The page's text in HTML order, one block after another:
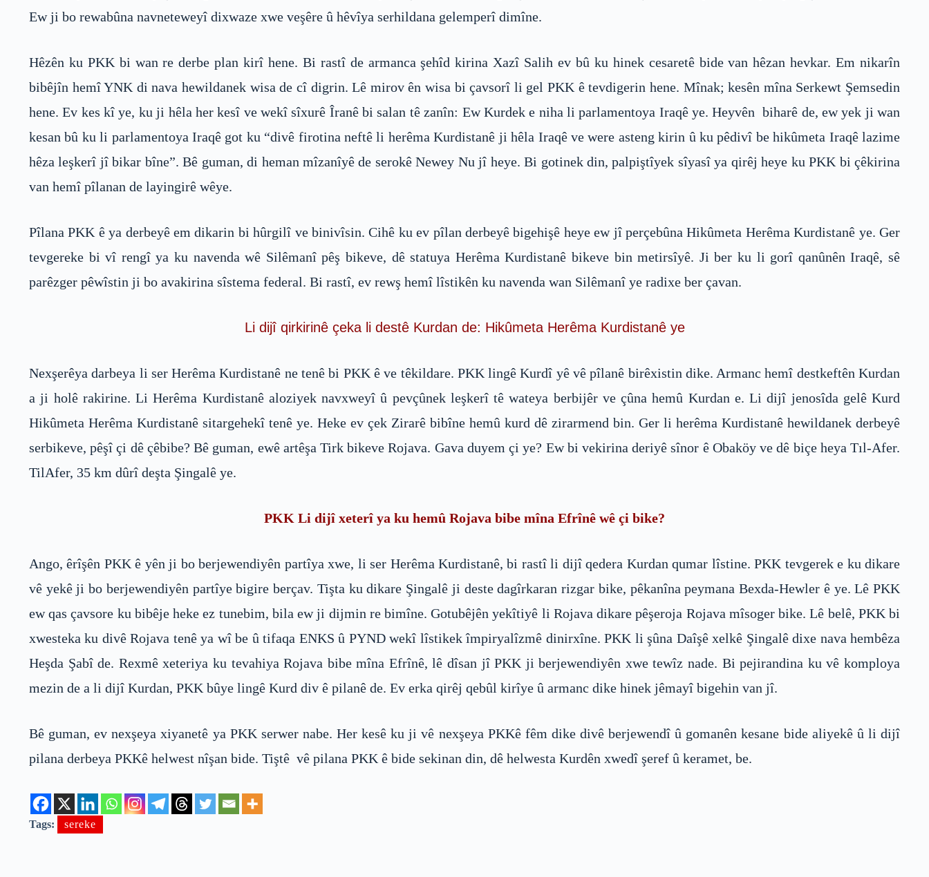
Ew ji bo rewabûna navneteweyî dixwaze xwe veşêre û hêvîya serhildana gelemperî dimîne.
Hêzên ku PKK bi wan re derbe plan kirî hene. Bi rastî de armanca şehîd kirina Xazî Salih ev bû ku hinek cesaretê bide van hêzan hevkar. Em nikarîn
bibêjîn hemî YNK di nava hewildanek wisa de cî digrin. Lê mirov ên wisa bi çavsorî li gel PKK ê tevdigerin hene. Mînak; kesên mîna Serkewt Şemsedin
hene. Ev kes kî ye, ku ji hêla her kesî ve wekî sîxurê Îranê bi salan tê zanîn: Ew Kurdek e niha li parlamentoya Iraqê ye. Heyvên biharê de, ew yek ji wan
kesan bû ku li parlamentoya Iraqê got ku “divê firotina neftê li herêma Kurdistanê ji hêla Iraqê ve were asteng kirin û ku pêdivî be hikûmeta Iraqê lazime
hêza leşkerî jî bikar bîne”. Bê guman, di heman mîzanîyê de serokê Newey Nu jî heye. Bi gotinek din, palpiştîyek sîyasî ya qirêj heye ku PKK bi çêkirina
van hemî pîlanan de layingirê wêye.
Pîlana PKK ê ya derbeyê em dikarin bi hûrgilî ve binivîsin. Cihê ku ev pîlan derbeyê bigehişê heye ew jî perçebûna Hikûmeta Herêma Kurdistanê ye. Ger
tevgereke bi vî rengî ya ku navenda wê Silêmanî pêş bikeve, dê statuya Herêma Kurdistanê bikeve bin metirsîyê. Ji ber ku li gorî qanûnên Iraqê, sê
parêzger pêwîstin ji bo avakirina sîstema federal. Bi rastî, ev rewş hemî lîstikên ku navenda wan Silêmanî ye radixe ber çavan.
Li dijî qirkirinê çeka li destê Kurdan de: Hikûmeta Herêma Kurdistanê ye
Nexşerêya darbeya li ser Herêma Kurdistanê ne tenê bi PKK ê ve têkildare. PKK lingê Kurdî yê vê pîlanê birêxistin dike. Armanc hemî destkeftên Kurdan
a ji holê rakirine. Li Herêma Kurdistanê aloziyek navxweyî û pevçûnek leşkerî tê wateya berbijêr ve çûna hemû Kurdan e. Li dijî jenosîda gelê Kurd
Hikûmeta Herêma Kurdistanê sitargehekî tenê ye. Heke ev çek Zirarê bibîne hemû kurd dê zirarmend bin. Ger li herêma Kurdistanê hewildanek derbeyê
serbikeve, pêşî çi dê çêbibe? Bê guman, ewê artêşa Tirk bikeve Rojava. Gava duyem çi ye? Ew bi vekirina deriyê sînor ê Obaköy ve dê biçe heya Tıl-Afer.
TilAfer, 35 km dûrî deşta Şingalê ye.
PKK Li dijî xeterî ya ku hemû Rojava bibe mîna Efrînê wê çi bike?
Ango, êrîşên PKK ê yên ji bo berjewendiyên partîya xwe, li ser Herêma Kurdistanê, bi rastî li dijî qedera Kurdan qumar lîstine. PKK tevgerek e ku dikare
vê yekê ji bo berjewendiyên partîye bigire berçav. Tişta ku dikare Şingalê ji deste dagîrkaran rizgar bike, pêkanîna peymana Bexda-Hewler ê ye. Lê PKK
ew qas çavsore ku bibêje heke ez tunebim, bila ew ji dijmin re bimîne. Gotubêjên yekîtiyê li Rojava dikare pêşeroja Rojava mîsoger bike. Lê belê, PKK bi
xwesteka ku divê Rojava tenê ya wî be û tifaqa ENKS û PYND wekî lîstikek împiryalîzmê dinirxîne. PKK li şûna Daîşê xelkê Şingalê dixe nava hembêza
Heşda Şabî de. Rexmê xeteriya ku tevahiya Rojava bibe mîna Efrînê, lê dîsan jî PKK ji berjewendiyên xwe tewîz nade. Bi pejirandina ku vê komploya
mezin de a li dijî Kurdan, PKK bûye lingê Kurd div ê pilanê de. Ev erka qirêj qebûl kirîye û armanc dike hinek jêmayî bigehin van jî.
Bê guman, ev nexşeya xiyanetê ya PKK serwer nabe. Her kesê ku ji vê nexşeya PKKê fêm dike divê berjewendî û gomanên kesane bide aliyekê û li dijî
pilana derbeya PKKê helwest nîşan bide. Tiştê vê pilana PKK ê bide sekinan din, dê helwesta Kurdên xwedî şeref û keramet, be.
Tags: sereke